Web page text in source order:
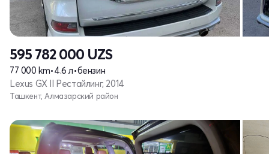
595 782 000 UZS
77 000 km•4.6 л•бензин
Lexus GX II Рестайлинг, 2014
Ташкент, Алмазарский район